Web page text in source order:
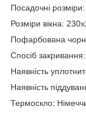
Посадочні
Розміри вікна:
Пофарбована
Спосіб закривання:
Наявність
Наявність
Термоскло: